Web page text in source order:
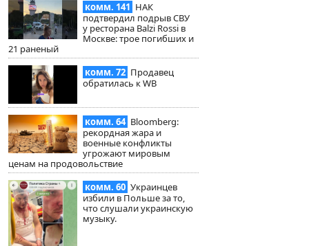
комм. 141 НАК
подтвердил подрыв СВУ
у ресторана Balzi Rossi в
Москве: трое погибших и
21 раненый
комм. 72 Продавец
обратилась к WB
комм. 64 Bloomberg:
рекордная жара и
военные конфликты
угрожают мировым
ценам на продовольствие
комм. 60 Украинцев
избили в Польше за то,
что слушали украинскую
музыку.